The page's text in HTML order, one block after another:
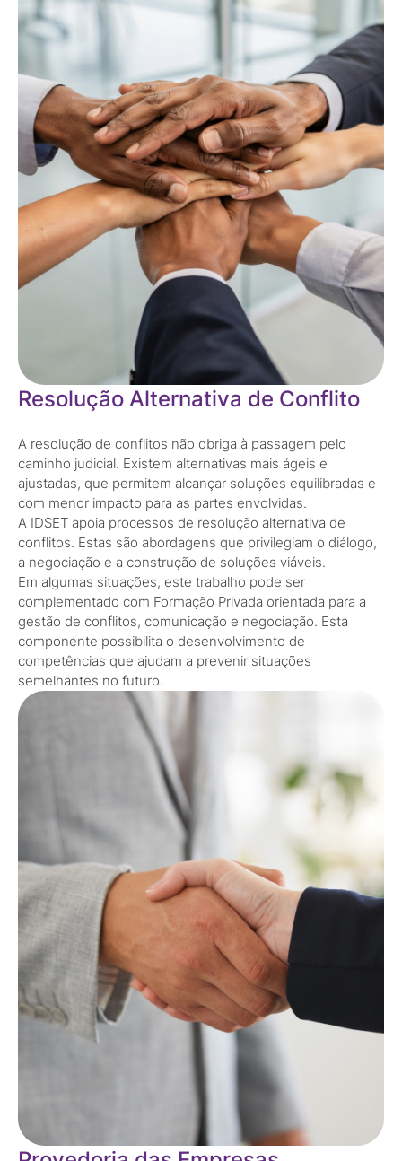
Resolução Alternativa de Conflito
A resolução de conflitos não obriga à passagem pelo
caminho judicial. Existem alternativas mais ágeis e
ajustadas, que permitem alcançar soluções equilibradas e
com menor impacto para as partes envolvidas.
A IDSET apoia processos de resolução alternativa de
conflitos. Estas são abordagens que privilegiam o diálogo,
a negociação e a construção de soluções viáveis.
Em algumas situações, este trabalho pode ser
complementado com Formação Privada orientada para a
gestão de conflitos, comunicação e negociação. Esta
componente possibilita o desenvolvimento de
competências que ajudam a prevenir situações
semelhantes no futuro.